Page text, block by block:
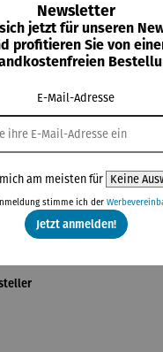
inkl. MwSt. zzgl. Versandkosten
Lieferzeit: 5-7 Tage
In den Warenkorb
Newsletter
jetzt für unseren
profitieren Sie von
E-Mail-Adresse
am meisten für
stimme ich der
Jetzt anmelden!